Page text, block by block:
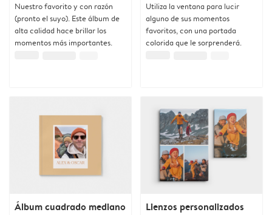
Nuestro favorito y con razón
(pronto el suyo). Este álbum de
alta calidad hace brillar los
momentos más importantes.
Utiliza la ventana para lucir
alguno de sus momentos
favoritos, con una portada
colorida que le sorprenderá.
Álbum cuadrado mediano
Lienzos personalizados